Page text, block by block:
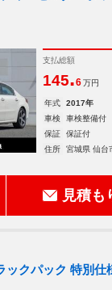
支払総額
145.6 万円
年式 2017年
車検
車検整備付
保証
保証付
住所
宮城県 仙台
見積も
ックパック 特別仕